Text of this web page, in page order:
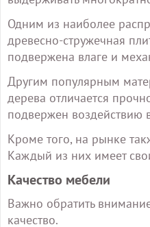
Одним из наиболее
древесно-стружечная
подвержена влаге и
Другим популярным
дерева отличается
подвержен воздействию
Кроме того, на рынке
Каждый из них имеет
Качество мебели
Важно обратить
качество.